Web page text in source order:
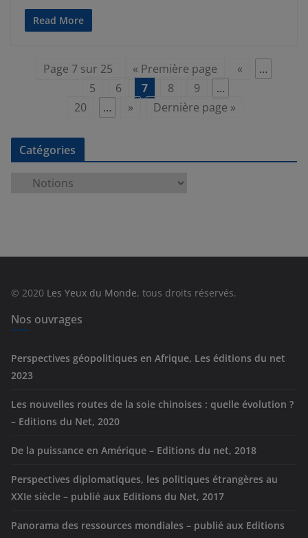
Read More
Page 7 sur 25 « Première page «
…
5
6 7 8 9
…
20
… » Dernière page »
Catégories
e
s
© 2020 Les Yeux du Monde, tous droits réservés.
Nos ouvrages
Perspectives géopolitiques en Afrique, Les éditions du net
2023
Les nouvelles routes de la soie chinoises : quelle évolution ?
– Editions du Net, 2020
De la puissance en Amérique – Editions du net, 2018
Perspectives diplomatiques, les politiques étrangères au
XXIe siècle – publié aux Editions du Net, 2017
Panorama des ressources mondiales – publié aux Editions